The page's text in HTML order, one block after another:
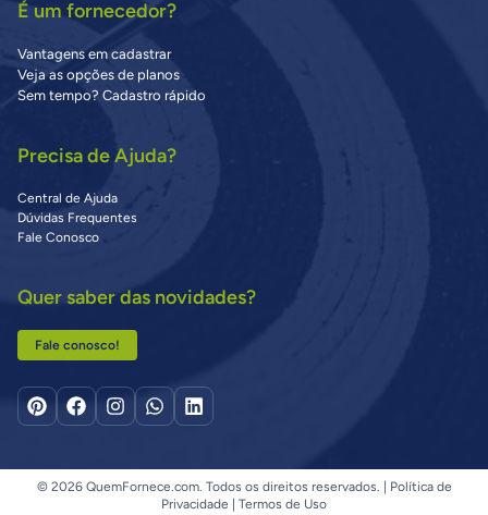
É um fornecedor?
Vantagens em cadastrar
Veja as opções de planos
Sem tempo? Cadastro rápido
Precisa de Ajuda?
Central de Ajuda
Dúvidas Frequentes
Fale Conosco
Quer saber das novidades?
Fale conosco!
© 2026 QuemFornece.com. Todos os direitos reservados. |
Política de
Privacidade
Termos de Uso